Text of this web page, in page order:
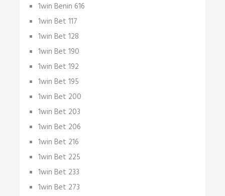
1win Benin 616
1win Bet 117
1win Bet 128
1win Bet 190
1win Bet 192
1win Bet 195
1win Bet 200
1win Bet 203
1win Bet 206
1win Bet 216
1win Bet 225
1win Bet 233
1win Bet 273